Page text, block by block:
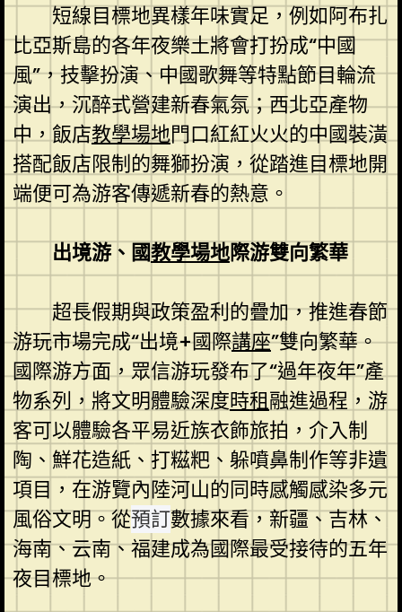
短線目標地異樣年味實足，例如阿布扎
比亞斯島的各年夜樂土將會打扮成“中國
風”，技擊扮演、中國歌舞等特點節目輪流
演出，沉醉式營建新春氣氛；西北亞產物
中，飯店教學場地門口紅紅火火的中國裝潢
搭配飯店限制的舞獅扮演，從踏進目標地開
端便可為游客傳遞新春的熱意。
出境游、國教學場地際游雙向繁華
超長假期與政策盈利的疊加，推進春節
游玩市場完成“出境+國際講座”雙向繁華。
國際游方面，眾信游玩發布了“過年夜年”產
物系列，將文明體驗深度時租融進過程，游
客可以體驗各平易近族衣飾旅拍，介入制
陶、鮮花造紙、打糍粑、躲噴鼻制作等非遺
項目，在游覽內陸河山的同時感觸感染多元
風俗文明。從預訂數據來看，新疆、吉林、
海南、云南、福建成為國際最受接待的五年
夜目標地。